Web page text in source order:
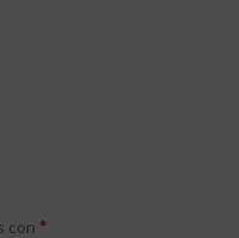
con *